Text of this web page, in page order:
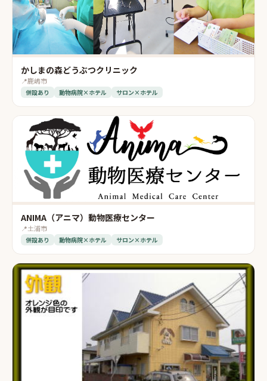
かしまの森どうぶつクリニック
📍鹿嶋市
併設あり 動物病院×ホテル サロン×ホテル
ANIMA（アニマ）動物医療センター
📍土浦市
併設あり 動物病院×ホテル サロン×ホテル